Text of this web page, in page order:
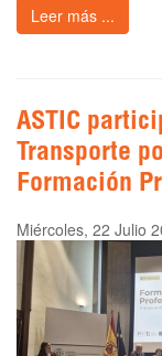
Leer más ...
ASTIC
Transporte
Formación
Miércoles, 22 Julio